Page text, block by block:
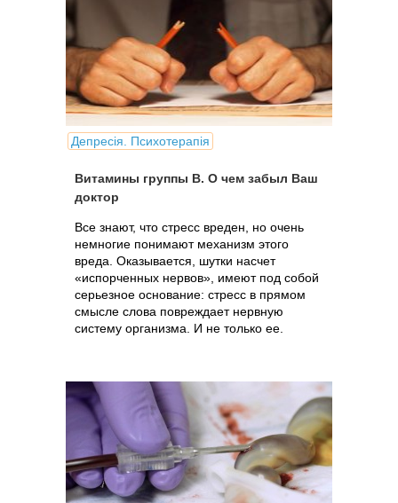
Депресія. Психотерапія
Витамины группы В. О чем забыл Ваш
доктор
Все знают, что стресс вреден, но очень
немногие понимают механизм этого
вреда. Оказывается, шутки насчет
«испорченных нервов», имеют под собой
серьезное основание: стресс в прямом
смысле слова повреждает нервную
систему организма. И не только ее.